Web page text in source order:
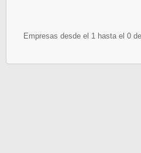
Empresas desde el 1 hasta el 0